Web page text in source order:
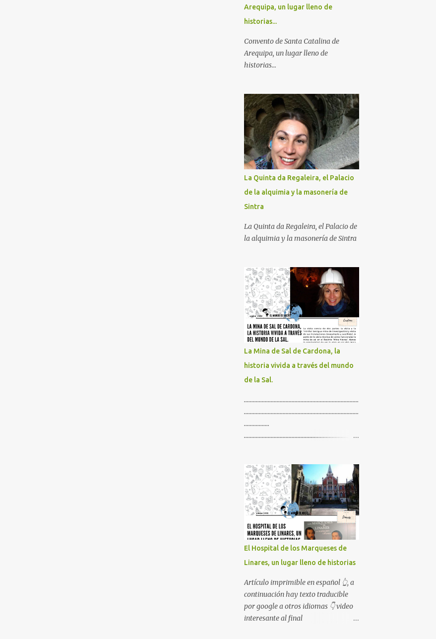
Arequipa, un lugar lleno de
historias...
Convento de Santa Catalina de
Arequipa, un lugar lleno de
historias...
La Quinta da Regaleira, el Palacio
de la alquimia y la masonería de
Sintra
La Quinta da Regaleira, el Palacio de
la alquimia y la masonería de Sintra
La Mina de Sal de Cardona, la
historia vivida a través del mundo
de la Sal.
.............................................................................
.............................................................................
.................
.............................................................................
español 👆, a continuación hay texto
traducible por google a otros
idiomas 👇 video interesante al final
😉
El Hospital de los Marqueses de
Linares, un lugar lleno de historias
Artículo imprimible en español 👆, a
continuación hay texto traducible
por google a otros idiomas 👇 video
interesante al final